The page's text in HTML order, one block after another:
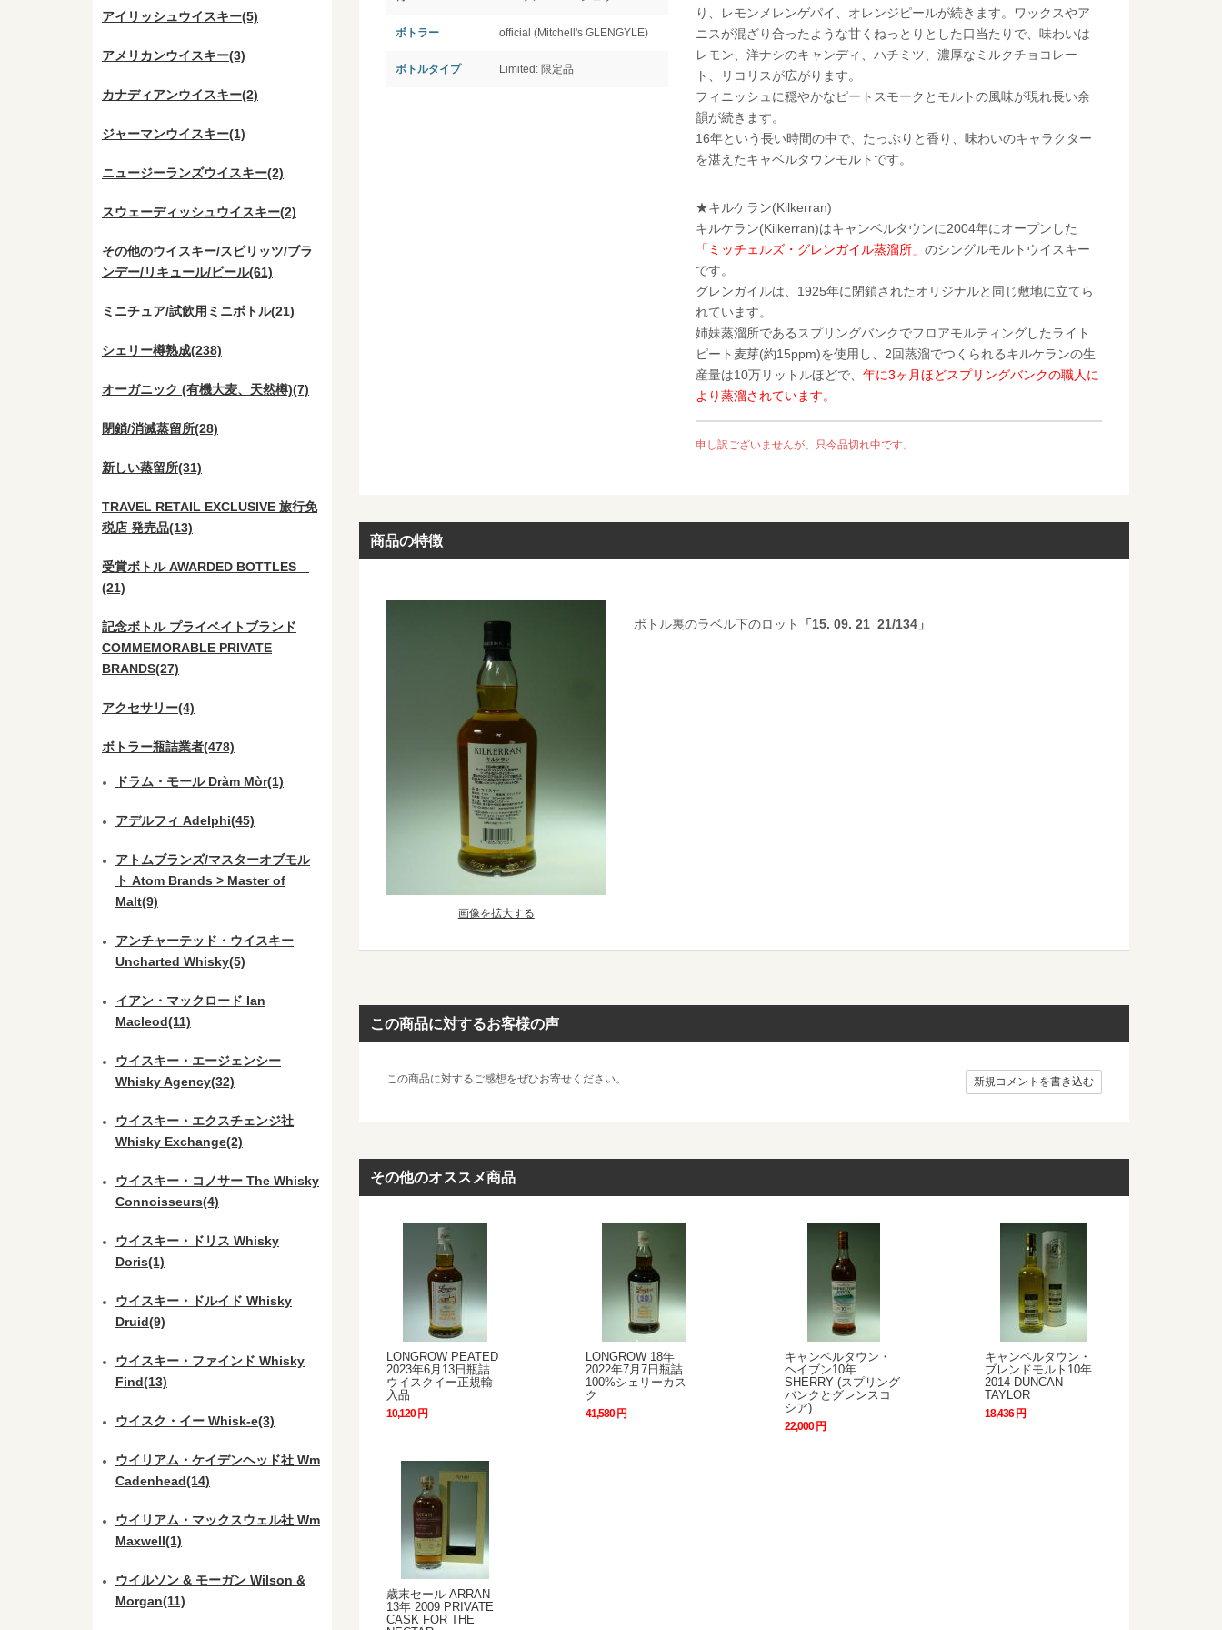
ボトラー official (Mitchell's GLENGYLE)
ボトルタイプ Limited: 限定品
り、レモンメレンゲパイ、オレンジピールが続きます。ワックスやア
ニスが混ざり合ったような甘くねっとりとした口当たりで、味わいは
レモン、洋ナシのキャンディ、ハチミツ、濃厚なミルクチョコレー
ト、リコリスが広がります。
フィニッシュに穏やかなピートスモークとモルトの風味が現れ長い余
韻が続きます。
16年という長い時間の中で、たっぷりと香り、味わいのキャラクター
を湛えたキャベルタウンモルトです。
★キルケラン(Kilkerran)
キルケラン(Kilkerran)はキャンベルタウンに2004年にオープンした
「ミッチェルズ・グレンガイル蒸溜所」のシングルモルトウイスキー
です。
グレンガイルは、1925年に閉鎖されたオリジナルと同じ敷地に立てら
れています。
姉妹蒸溜所であるスプリングバンクでフロアモルティングしたライト
ピート麦芽(約15ppm)を使用し、2回蒸溜でつくられるキルケランの生
産量は10万リットルほどで、年に3ヶ月ほどスプリングバンクの職人に
より蒸溜されています。
申し訳ございませんが、只今品切れ中です。
商品の特徴
画像を拡大する
ボトル裏のラベル下のロット 「15. 09. 21 21/134」
この商品に対するお客様の声
この商品に対するご感想をぜひお寄せください。 新規コメントを書き込む
その他のオススメ商品
LONGROW PEATED
2023年6月13日瓶詰
ウイスクイー正規輸
入品
10,120 円
LONGROW 18年
2022年7月7日瓶詰
100%シェリーカス
ク
41,580 円
キャンベルタウン・
ヘイブン10年
SHERRY (スプリング
バンクとグレンスコ
シア)
22,000 円
キャンベルタウン・
ブレンドモルト10年
2014 DUNCAN
TAYLOR
18,436 円
歳末セール ARRAN
13年 2009 PRIVATE
CASK FOR THE
アイリッシュウイスキー(5)
アメリカンウイスキー(3)
カナディアンウイスキー(2)
ジャーマンウイスキー(1)
ニュージーランズウイスキー(2)
スウェーディッシュウイスキー(2)
その他のウイスキー/スピリッツ/ブラ
ンデー/リキュール/ビール(61)
ミニチュア/試飲用ミニボトル(21)
シェリー樽熟成(238)
オーガニック (有機大麦、天然樽)(7)
閉鎖/消滅蒸留所(28)
新しい蒸留所(31)
TRAVEL RETAIL EXCLUSIVE 旅行免
税店 発売品(13)
受賞ボトル AWARDED BOTTLES
(21)
記念ボトル プライベイトブランド
COMMEMORABLE PRIVATE
BRANDS(27)
アクセサリー(4)
ボトラー瓶詰業者(478)
ドラム・モール Dràm Mòr(1)
アデルフィ Adelphi(45)
アトムブランズ/マスターオブモル
ト Atom Brands > Master of
Malt(9)
アンチャーテッド・ウイスキー
Uncharted Whisky(5)
イアン・マックロード Ian
Macleod(11)
ウイスキー・エージェンシー
Whisky Agency(32)
ウイスキー・エクスチェンジ社
Whisky Exchange(2)
ウイスキー・コノサー The Whisky
Connoisseurs(4)
ウイスキー・ドリス Whisky
Doris(1)
ウイスキー・ドルイド Whisky
Druid(9)
ウイスキー・ファインド Whisky
Find(13)
ウイスク・イー Whisk-e(3)
ウイリアム・ケイデンヘッド社 Wm
Cadenhead(14)
ウイリアム・マックスウェル社 Wm
Maxwell(1)
ウイルソン & モーガン Wilson &
Morgan(11)